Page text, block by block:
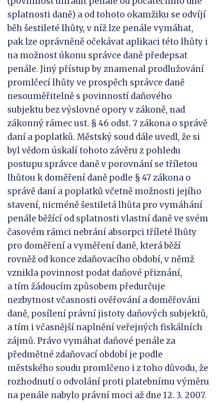
splatnosti daně) a od tohoto okamžiku se odvíjí
běh šestileté lhůty, v níž lze penále vymáhat,
pak lze oprávněně očekávat aplikaci této lhůty i
na možnost úkonu správce daně předepsat
penále. Jiný přístup by znamenal prodlužování
promlčecí lhůty ve prospěch správce daně
nesouměřitelně s povinností daňového
subjektu bez výslovné opory v zákoně, nad
zákonný rámec ust. § 46 odst. 7 zákona o správě
daní a poplatků. Městský soud dále uvedl, že si
byl vědom úskalí tohoto závěru z pohledu
postupu správce daně v porovnání se tříletou
lhůtou k doměření daně podle § 47 zákona o
správě daní a poplatků včetně možnosti jejího
stavení, nicméně šestiletá lhůta pro vymáhání
penále běžící od splatnosti vlastní daně ve svém
časovém rámci nebrání absorpci tříleté lhůty
pro doměření a vyměření daně, která běží
rovněž od konce zdaňovacího období, v němž
vznikla povinnost podat daňové přiznání,
a tím žádoucím způsobem předurčuje
nezbytnost včasnosti ověřování a doměřováni
daně, posílení právní jistoty daňových subjektů,
a tím i včasnější naplnění veřejných fiskálních
zájmů. Právo vymáhat daňové penále za
předmětné zdaňovací období je podle
městského soudu promlčeno i z toho důvodu, že
rozhodnutí o odvolání proti platebnímu výměru
na penále nabylo právní moci až dne 12. 3. 2007.